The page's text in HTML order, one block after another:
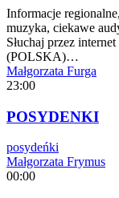
Informacje
muzyka, ciekawe
Słuchaj przez
(POLSKA)…
Małgorzata Furga
23:00
POSYDENKI
posydeńki
Małgorzata Frymus
00:00